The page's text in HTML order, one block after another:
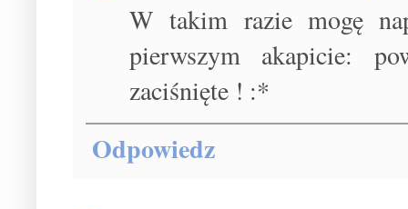
W takim razie mogę
pierwszym akapicie:
zaciśnięte ! :*
Odpowiedz